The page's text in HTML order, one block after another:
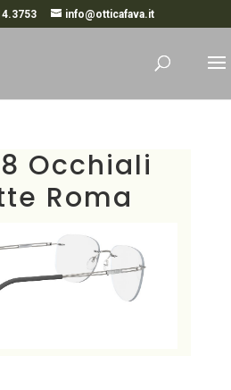
info@otticafava.it
Occhiali
Roma